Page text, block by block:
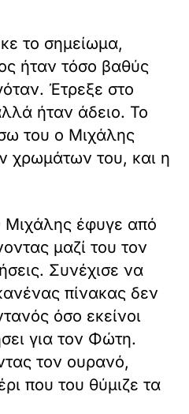
το σημείωμα,
ήταν τόσο βαθύς
Έτρεξε στο
ήταν άδειο. Το
του ο Μιχάλης
χρωμάτων του, και η
έφυγε από
μαζί του τον
Συνέχισε να
πίνακας δεν
όσο εκείνοι
για τον Φώτη.
τον ουρανό,
που του θύμιζε τα